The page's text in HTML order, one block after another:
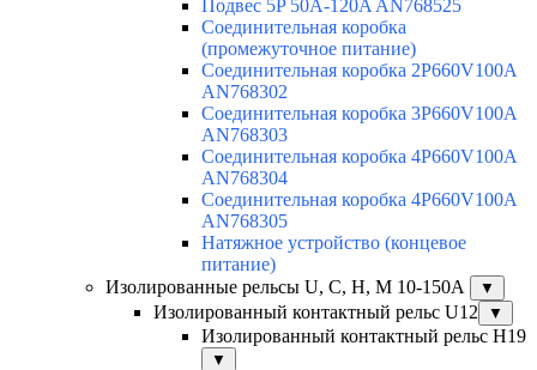
Подвес 5P 50A-120A AN768525
Соединительная коробка
(промежуточное питание)
Соединительная коробка 2P660V100A
AN768302
Соединительная коробка 3P660V100A
AN768303
Соединительная коробка 4P660V100A
AN768304
Соединительная коробка 4P660V100A
AN768305
Натяжное устройство (концевое
питание)
Изолированные рельсы U, C, H, M 10-150А
▼
Изолированный контактный рельс U12 ▼
Изолированный контактный рельс Н19
▼